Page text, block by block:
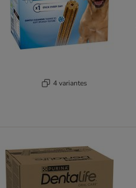
4 variantes